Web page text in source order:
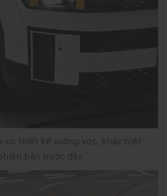
có thiết kế vuông vức, khác biệt
bản trước đây